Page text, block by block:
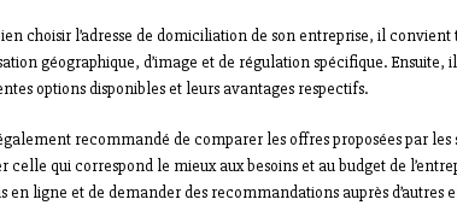
choisir l’adresse de domiciliation de son entreprise, il convient
géographique, d’image et de régulation spécifique. Ensuite,
options disponibles et leurs avantages respectifs.
recommandé de comparer les offres proposées par
celle qui correspond le mieux aux besoins et au budget de
en ligne et de demander des recommandations auprès d’autres